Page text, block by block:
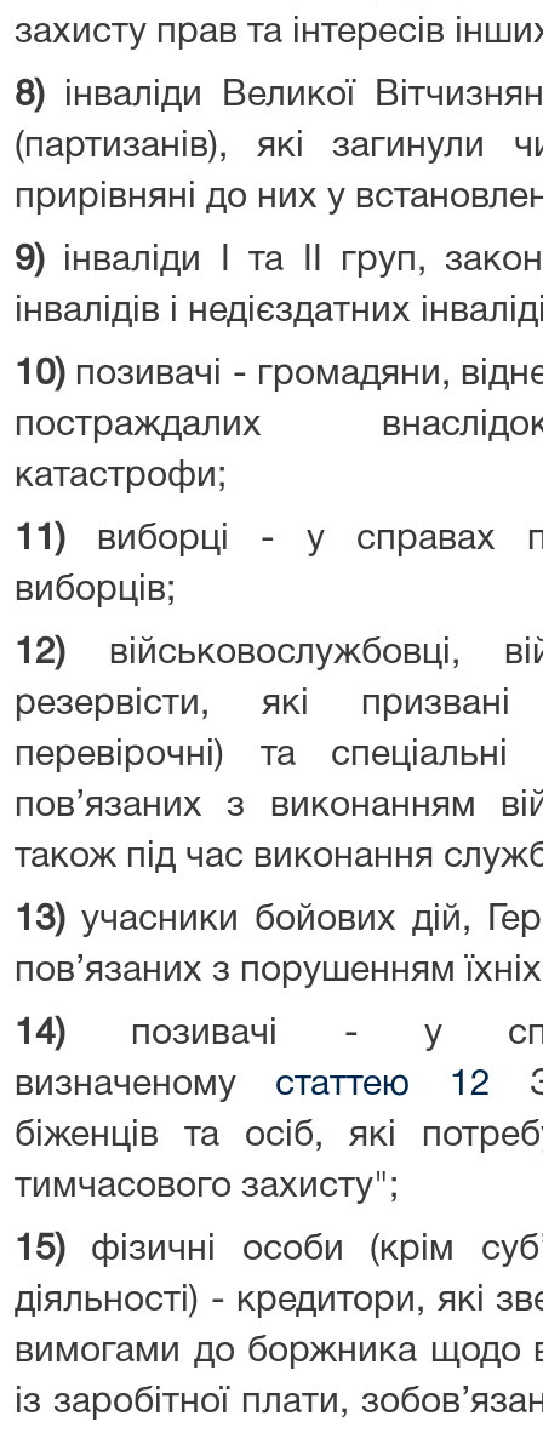
захисту прав та інтересів
8) інваліди Великої
(партизанів), які загинули
прирівняні до них у
9) інваліди I та II груп,
інвалідів і недієздатних
10) позивачі - громадяни,
постраждалих
катастрофи;
11) виборці - у справах
виборців;
12) військовослужбовці,
резервісти, які
перевірочні) та
пов’язаних з виконанням
також під час виконання
13) учасники бойових дій,
пов’язаних з порушенням
14) позивачі - у
визначеному статтею 12
біженців та осіб, які
тимчасового захисту";
15) фізичні особи (крім
діяльності) - кредитори, які
вимогами до боржника щодо
із заробітної плати,